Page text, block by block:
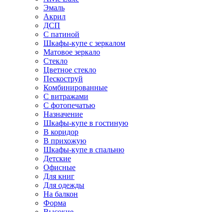
Эмаль
Акрил
ДСП
С патиной
Шкафы-купе с зеркалом
Матовое зеркало
Стекло
Цветное стекло
Пескоструй
Комбинированные
С витражами
С фотопечатью
Назначение
Шкафы-купе в гостиную
В коридор
В прихожую
Шкафы-купе в спальню
Детские
Офисные
Для книг
Для одежды
На балкон
Форма